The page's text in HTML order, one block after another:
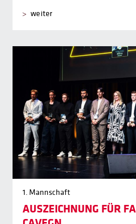
weiter
1. Mannschaft
AUSZEICHNUNG FÜR